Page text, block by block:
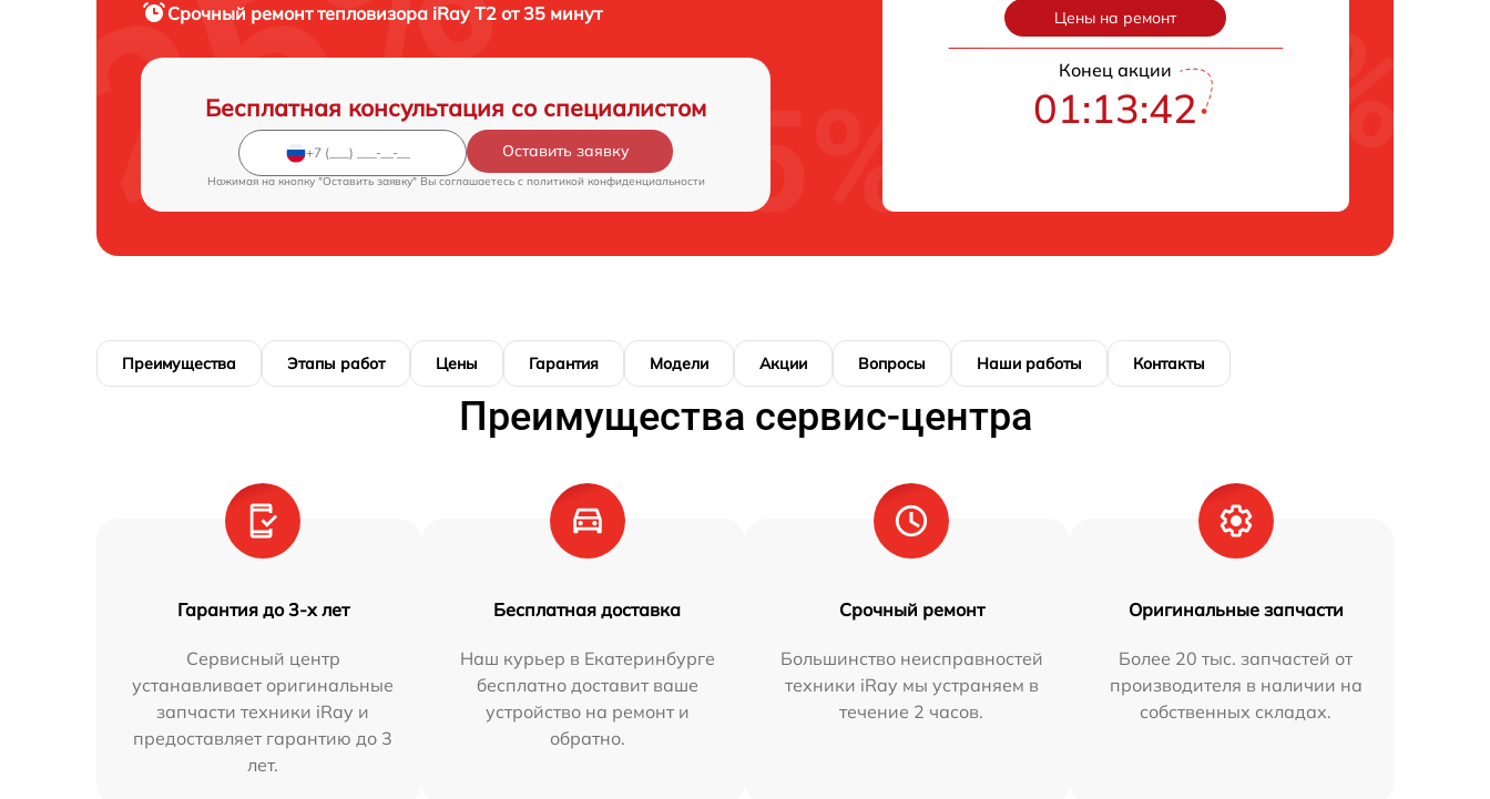
Срочный ремонттепловизора iRay T2 от 35 минут
Бесплатная консультация со специалистом
Оставить заявку
Нажимая на кнопку "Оставить заявку" Вы соглашаетесь c политикой конфиденциальности
Цены на ремонт
Конец акции
01:13:42
Преимущества Этапы работ Цены Гарантия Модели Акции Вопросы Наши работы Контакты
Преимущества сервис-центра
Гарантия до 3-х лет
Сервисный центр
устанавливает оригинальные
запчасти техники iRay и
предоставляет гарантию до 3
лет.
Бесплатная доставка
Наш курьер в Екатеринбурге
бесплатно доставит ваше
устройство на ремонт и
обратно.
Срочный ремонт
Большинство неисправностей
техники iRay мы устраняем в
течение 2 часов.
Оригинальные запчасти
Более 20 тыс. запчастей от
производителя в наличии на
собственных складах.